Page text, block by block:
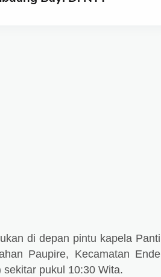
di depan pintu kapela Panti
Paupire, Kecamatan Ende
pukul 10:30 Wita.